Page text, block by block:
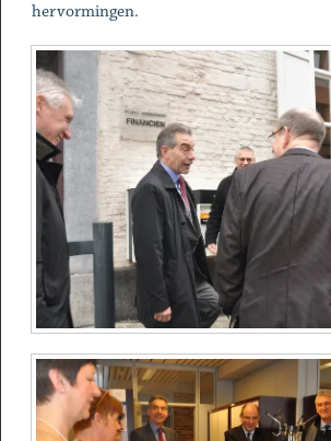
hervormingen.